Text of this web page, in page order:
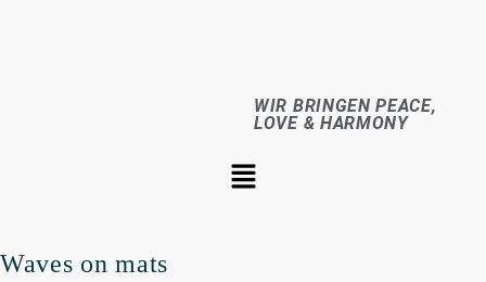
WIR BRINGEN PEACE,
LOVE & HARMONY
Waves on mats